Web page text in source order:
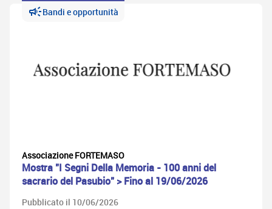
Bandi e opportunità
Associazione FORTEMASO
Mostra "I Segni Della Memoria - 100 anni del
sacrario del Pasubio" > Fino al 19/06/2026
Pubblicato il 10/06/2026